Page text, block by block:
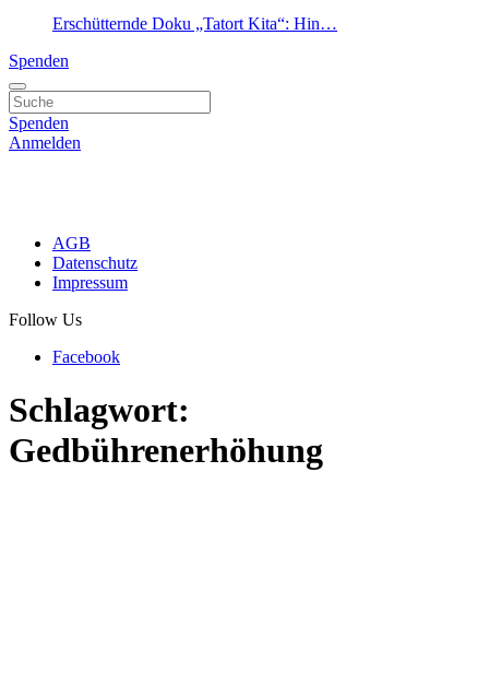
Erschütternde Doku „Tatort Kita“: Hin…
Spenden
Spenden
Anmelden
AGB
Datenschutz
Impressum
Follow Us
Facebook
Schlagwort:
Gedbührenerhöhung